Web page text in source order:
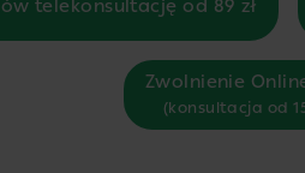
telekonsultację od 89 zł
Zwolnienie
(konsultacja od